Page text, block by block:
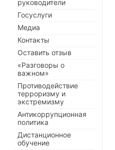
руководители
Госуслуги
Медиа
Контакты
Оставить отзыв
«Разговоры о
важном»
Противодействие
терроризму и
экстремизму
Антикоррупционная
политика
Дистанционное
обучение